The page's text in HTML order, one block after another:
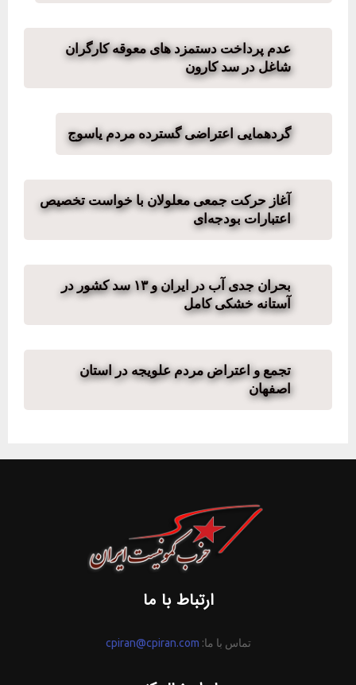
عدم پرداخت دستمزد های معوقه کارگران
شاغل در سد کارون
گردهمایی اعتراضی گسترده مردم یاسوج
آغاز حرکت جمعی معلولان با خواست تخصیص
اعتبارات بودجه‌ای
بحران جدی آب در ایران و ۱۳ سد کشور در
آستانه خشکی کامل
تجمع و اعتراض مردم علویجه در استان
اصفهان
ارتباط با ما
تماس با ما: cpiran@cpiran.com